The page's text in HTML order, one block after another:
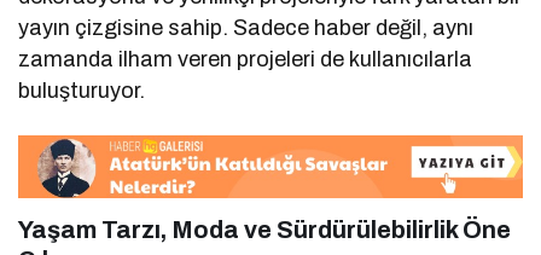
yayın çizgisine sahip. Sadece haber değil, aynı
zamanda ilham veren projeleri de kullanıcılarla
buluşturuyor.
Yaşam Tarzı, Moda ve Sürdürülebilirlik Öne